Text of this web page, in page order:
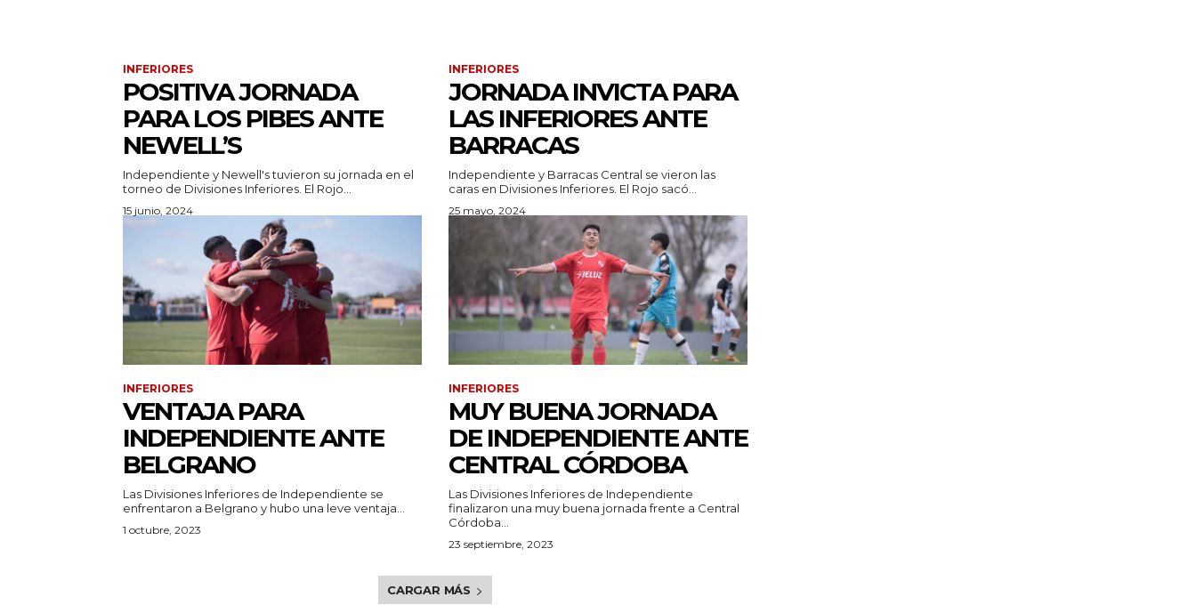
INFERIORES
POSITIVA JORNADA
PARA LOS PIBES ANTE
NEWELL’S
Independiente y Newell's tuvieron su jornada en el
torneo de Divisiones Inferiores. El Rojo...
15 junio, 2024
INFERIORES
JORNADA INVICTA PARA
LAS INFERIORES ANTE
BARRACAS
Independiente y Barracas Central se vieron las
caras en Divisiones Inferiores. El Rojo sacó...
25 mayo, 2024
INFERIORES
VENTAJA PARA
INDEPENDIENTE ANTE
BELGRANO
Las Divisiones Inferiores de Independiente se
enfrentaron a Belgrano y hubo una leve ventaja...
1 octubre, 2023
INFERIORES
MUY BUENA JORNADA
DE INDEPENDIENTE ANTE
CENTRAL CÓRDOBA
Las Divisiones Inferiores de Independiente
finalizaron una muy buena jornada frente a Central
Córdoba...
23 septiembre, 2023
CARGAR MÁS